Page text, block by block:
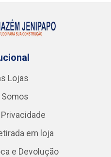
Lojas
Somos
em loja
e Devolução